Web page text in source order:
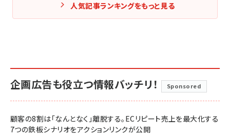
人気記事ランキングをもっと見る
企画広告も役立つ情報バッチリ！ Sponsored
顧客の8割は「なんとなく」離脱する。ECリピート売上を最大化する
7つの鉄板シナリオをアクションリンクが公開